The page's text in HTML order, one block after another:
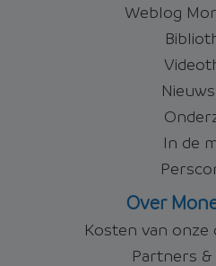
Weblog
In de
Over
Kosten van onze
Partners